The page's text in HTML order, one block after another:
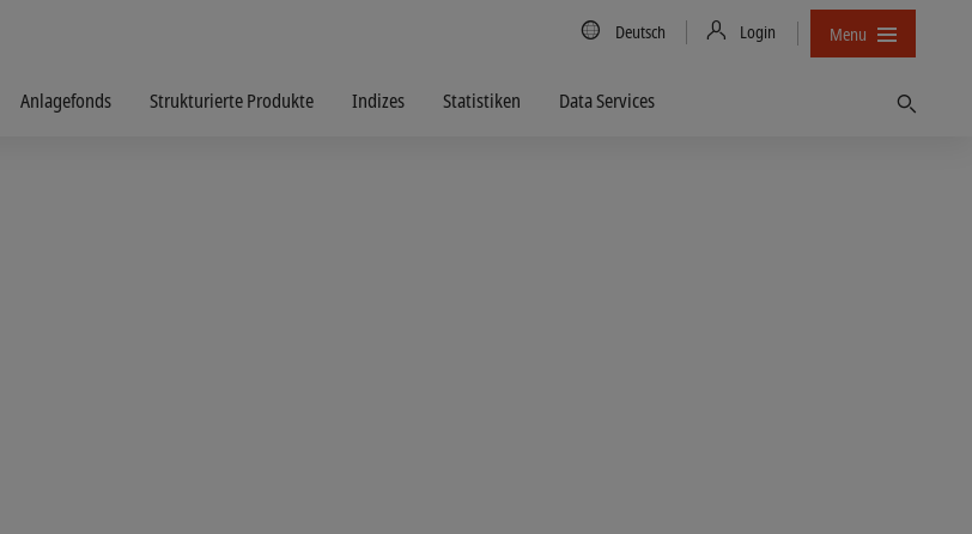
Country/Language
Deutsch Login Menu
Anlagefonds Strukturierte Produkte Indizes Statistiken Data Services